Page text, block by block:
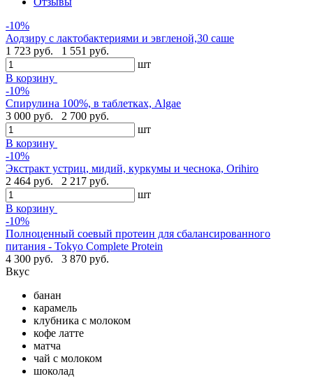
-10%
Аодзиру с лактобактериями и эвгленой,30 саше
1 723 руб.
1 551 руб.
шт
В корзину
-10%
Спирулина 100%, в таблетках, Algae
3 000 руб.
2 700 руб.
шт
В корзину
-10%
Экстракт устриц, мидий, куркумы и чеснока, Orihiro
2 464 руб.
2 217 руб.
шт
В корзину
-10%
Полноценный соевый протеин для сбалансированного
питания - Tokyo Complete Protein
4 300 руб.
3 870 руб.
Вкус
банан
карамель
клубника с молоком
кофе латте
матча
чай с молоком
шоколад